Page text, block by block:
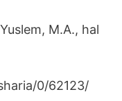
M.A., hal
0/62123/